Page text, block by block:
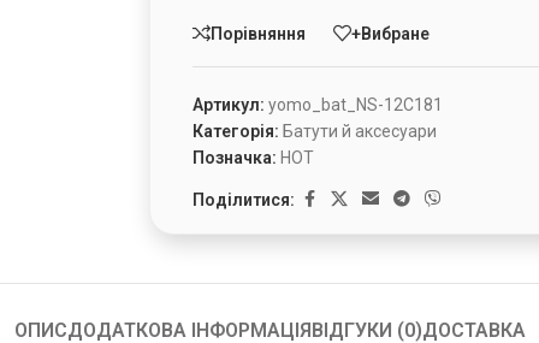
Порівняння +Вибране
Артикул:yomo_bat_NS-12C181
Категорія: Батути й аксесуари
Позначка: HOT
Поділитися:
ОПИСДОДАТКОВА ІНФОРМАЦІЯВІДГУКИ (0)ДОСТАВКА